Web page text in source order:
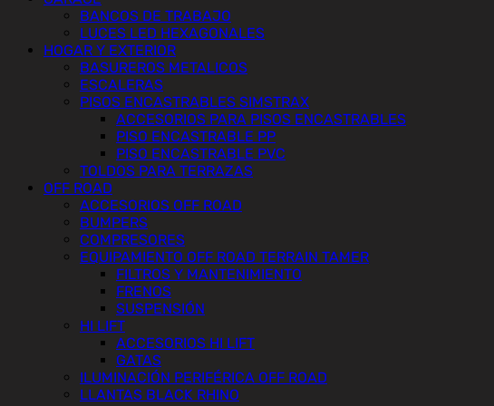
BANCOS DE TRABAJO
LUCES LED HEXAGONALES
HOGAR Y EXTERIOR
BASUREROS METALICOS
ESCALERAS
PISOS ENCASTRABLES SIMSTRAX
ACCESORIOS PARA PISOS ENCASTRABLES
PISO ENCASTRABLE PP
PISO ENCASTRABLE PVC
TOLDOS PARA TERRAZAS
OFF ROAD
ACCESORIOS OFF ROAD
BUMPERS
COMPRESORES
EQUIPAMIENTO OFF ROAD TERRAIN TAMER
FILTROS Y MANTENIMIENTO
FRENOS
SUSPENSIÓN
HI LIFT
ACCESORIOS HI LIFT
GATAS
ILUMINACIÓN PERIFÉRICA OFF ROAD
LLANTAS BLACK RHINO